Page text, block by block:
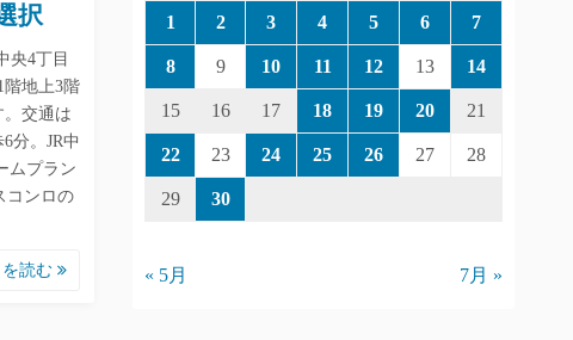
択
央4丁目
地上3階
。交通は
分。JR中
ムプラン
コンロの
読む
1 2 3 4 5 6 7
8 9 10 11 12 13 14
15 16 17 18 19 20 21
22 23 24 25 26 27 28
29 30
« 5月 7月 »